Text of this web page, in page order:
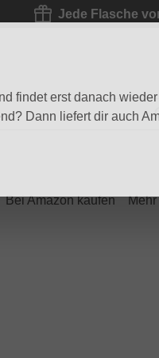
Jede Flasche
Bei Amazon kaufen Mehr
findet erst danach
Dann liefert dir auch